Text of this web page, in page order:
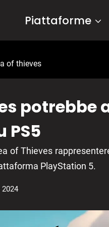
Piattaforme
of thieves
PS5
of Thieves
PlayStation 5.
2024